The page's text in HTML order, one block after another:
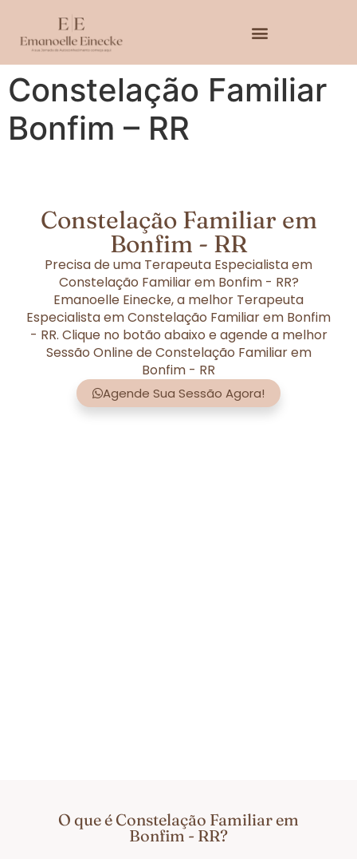
Constelação Familiar
Bonfim – RR
Constelação Familiar em
Bonfim - RR
Precisa de uma Terapeuta Especialista em
Constelação Familiar em Bonfim - RR?
Emanoelle Einecke, a melhor Terapeuta
Especialista em Constelação Familiar em Bonfim
- RR. Clique no botão abaixo e agende a melhor
Sessão Online de Constelação Familiar em
Bonfim - RR
Agende Sua Sessão Agora!
O que é Constelação Familiar em
Bonfim - RR?